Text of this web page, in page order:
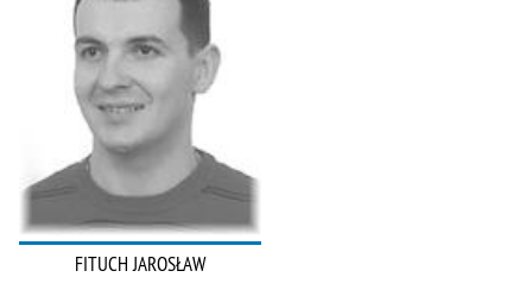
FITUCH JAROSŁAW